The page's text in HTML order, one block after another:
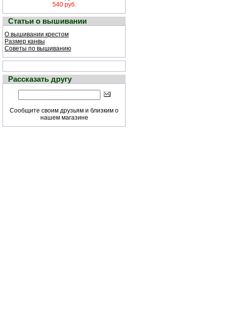
540 руб.
Статьи о вышивании
О вышивании крестом
Размер канвы
Советы по вышиванию
Рассказать другу
Сообщите своим друзьям и близким о
нашем магазине